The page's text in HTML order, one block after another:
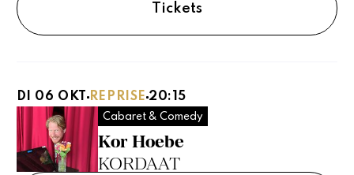
Tickets
Kor Hoebe
KORDAAT
Cabaret & Comedy
DI 06 OKT REPRISE 20:15